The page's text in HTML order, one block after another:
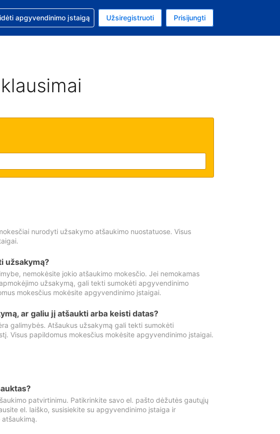
valiuta: Jungtinių Valstijų doleris
Jūsų pasirinkta kalba: Lietuvių
dėl užsakymo
apgyvendinimo įstaigą Užsiregistruoti Prisijungti
nurodyti užsakymo atšaukimo nuostatuose. Visus
užsakymą?
nemokėsite jokio atšaukimo mokesčio. Jei nemokamas
užsakymą, gali tekti sumokėti apgyvendinimo
mokesčius mokėsite apgyvendinimo įstaigai.
ar galiu jį atšaukti arba keisti datas?
galimybės. Atšaukus užsakymą gali tekti sumokėti
Visus papildomus mokesčius mokėsite apgyvendinimo įstaigai.
patvirtinimu. Patikrinkite savo el. pašto dėžutės gautųjų
el. laiško, susisiekite su apgyvendinimo įstaiga ir